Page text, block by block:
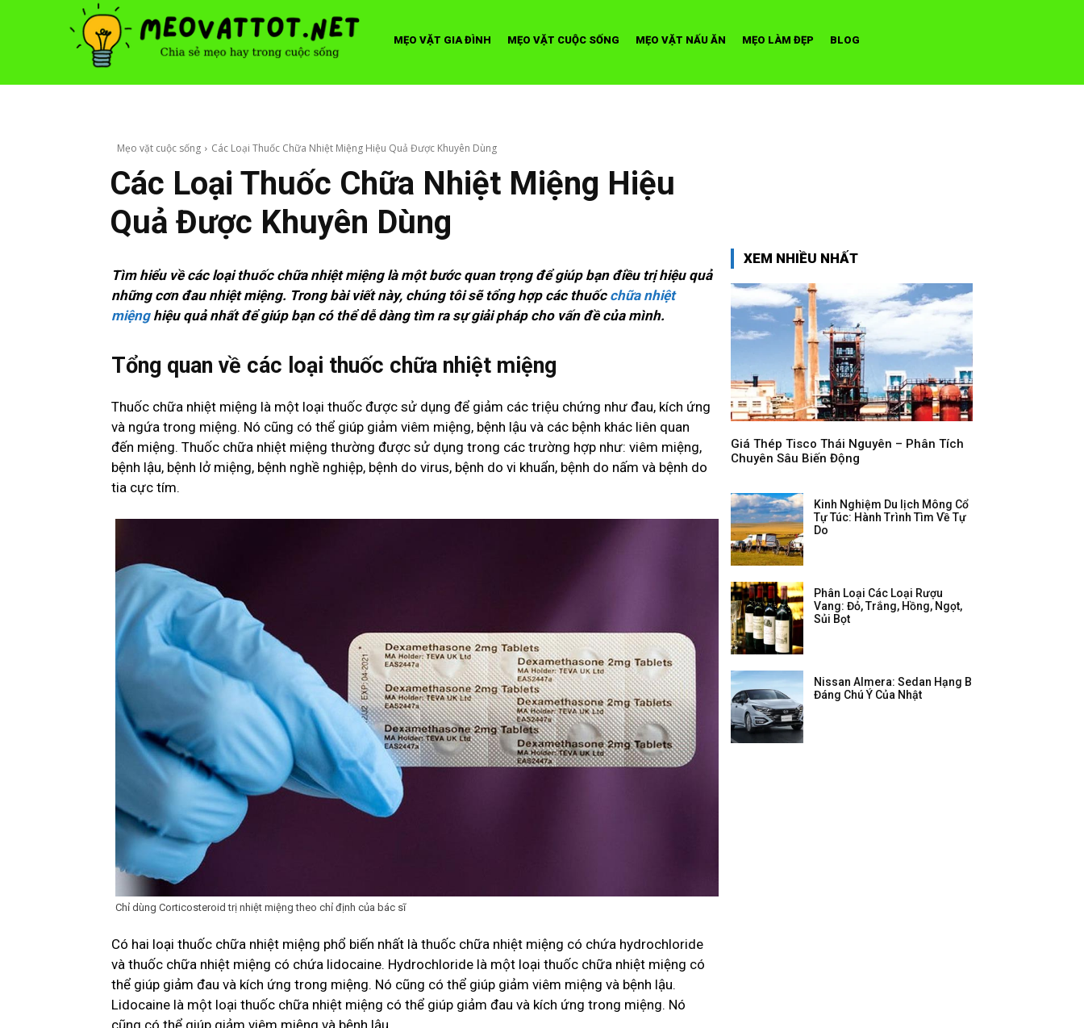
MẸO VẶT GIA ĐÌNH MẸO VẶT CUỘC SỐNG MẸO VẶT NẤU ĂN MẸO LÀM ĐẸP BLOG
Mẹo vặt cuộc sống Các Loại Thuốc Chữa Nhiệt Miệng Hiệu Quả Được Khuyên Dùng
Các Loại Thuốc Chữa Nhiệt Miệng Hiệu
Quả Được Khuyên Dùng
Tìm hiểu về các loại thuốc chữa nhiệt miệng là một bước quan trọng để giúp bạn điều trị hiệu quả
những cơn đau nhiệt miệng. Trong bài viết này, chúng tôi sẽ tổng hợp các thuốc chữa nhiệt
miệnghiệu quả nhất để giúp bạn có thể dễ dàng tìm ra sự giải pháp cho vấn đề của mình.
Tổng quan về các loại thuốc chữa nhiệt miệng
Thuốc chữa nhiệt miệng là một loại thuốc được sử dụng để giảm các triệu chứng như đau, kích ứng
và ngứa trong miệng. Nó cũng có thể giúp giảm viêm miệng, bệnh lậu và các bệnh khác liên quan
đến miệng. Thuốc chữa nhiệt miệng thường được sử dụng trong các trường hợp như: viêm miệng,
bệnh lậu, bệnh lở miệng, bệnh nghề nghiệp, bệnh do virus, bệnh do vi khuẩn, bệnh do nấm và bệnh do
tia cực tím.
Chỉ dùng Corticosteroid trị nhiệt miệng theo chỉ định của bác sĩ
Có hai loại thuốc chữa nhiệt miệng phổ biến nhất là thuốc chữa nhiệt miệng có chứa hydrochloride
và thuốc chữa nhiệt miệng có chứa lidocaine. Hydrochloride là một loại thuốc chữa nhiệt miệng có
thể giúp giảm đau và kích ứng trong miệng. Nó cũng có thể giúp giảm viêm miệng và bệnh lậu.
Lidocaine là một loại thuốc chữa nhiệt miệng có thể giúp giảm đau và kích ứng trong miệng. Nó
cũng có thể giúp giảm viêm miệng và bệnh lậu.
XEM NHIỀU NHẤT
Giá Thép Tisco Thái Nguyên – Phân Tích
Chuyên Sâu Biến Động
Kinh Nghiệm Du lịch Mông Cổ
Tự Túc: Hành Trình Tìm Về Tự
Do
Phân Loại Các Loại Rượu
Vang: Đỏ, Trắng, Hồng, Ngọt,
Sủi Bọt
Nissan Almera: Sedan Hạng B
Đáng Chú Ý Của Nhật